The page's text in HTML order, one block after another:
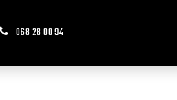
Réservation de votre cours
068 28 00 94